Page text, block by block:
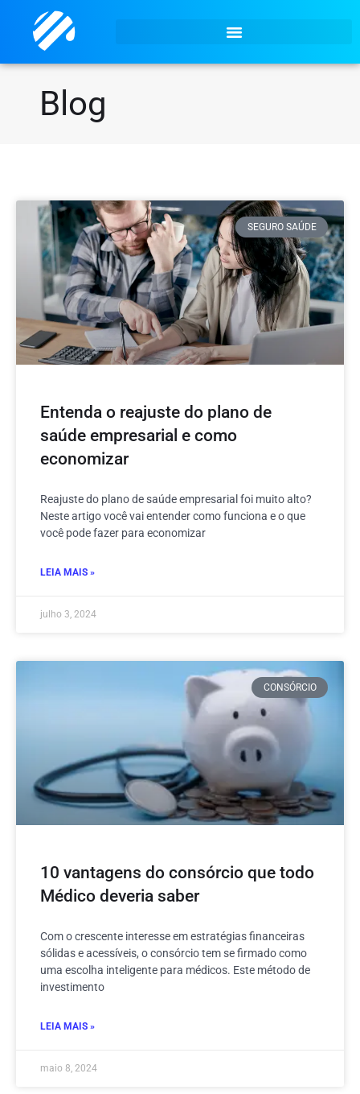
Blog
SEGURO SAÚDE
Entenda o reajuste do plano de
saúde empresarial e como
economizar
Reajuste do plano de saúde empresarial foi muito alto?
Neste artigo você vai entender como funciona e o que
você pode fazer para economizar
LEIA MAIS »
julho 3, 2024
CONSÓRCIO
10 vantagens do consórcio que todo
Médico deveria saber
Com o crescente interesse em estratégias financeiras
sólidas e acessíveis, o consórcio tem se firmado como
uma escolha inteligente para médicos. Este método de
investimento
LEIA MAIS »
maio 8, 2024